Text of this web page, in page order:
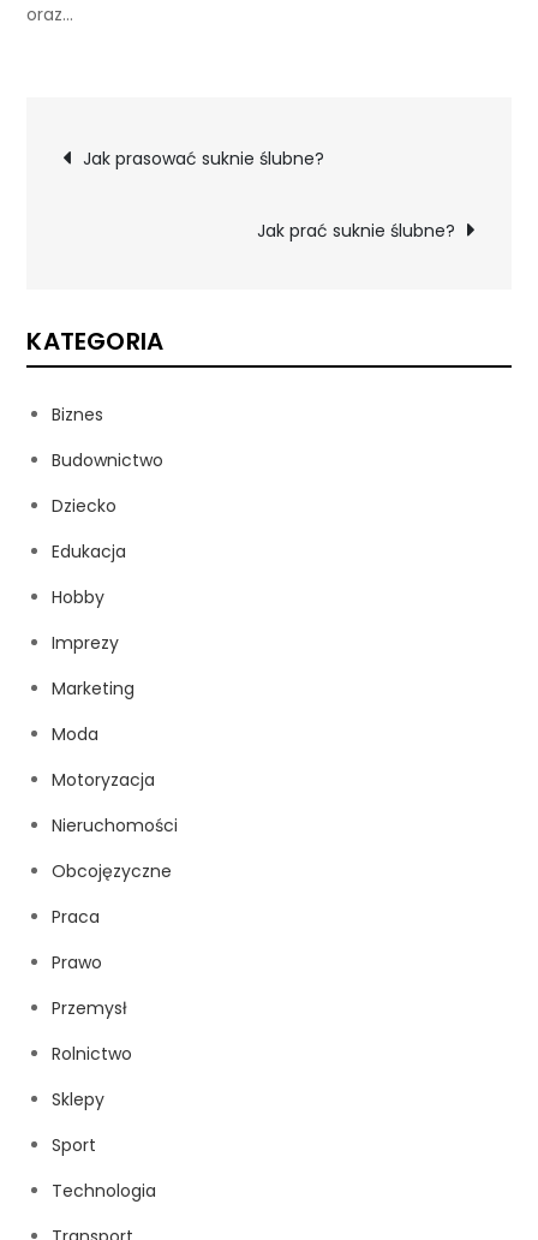
oraz…
Nawigacja
Jak prasować suknie ślubne?
Jak prać suknie ślubne?
KATEGORIA
Biznes
Budownictwo
Dziecko
Edukacja
Hobby
Imprezy
Marketing
Moda
Motoryzacja
Nieruchomości
Obcojęzyczne
Praca
Prawo
Przemysł
Rolnictwo
Sklepy
Sport
Technologia